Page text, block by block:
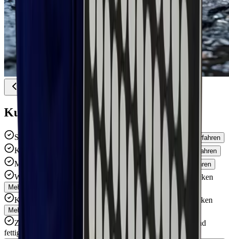
Kurzfassung
S3 — Wasserabweisend mit Durchtrittschutzsohle Mehr erfahren
Kältebeständig (CI) — Schützt vor kalten Böden Mehr erfahren
Metallfrei — Geeignet für Detektionsschleusen Mehr erfahren
Wasserdicht — Hält die Füße in nassen Umgebungen trocken
Mehr erfahren
Kriechzehen — Zusätzlicher Schutz beim Knien und Hocken
Mehr erfahren
Zusätzlicher Rutschwiderstand (SR/SRC) — Für glatte und
fettige Untergründe